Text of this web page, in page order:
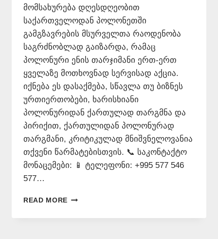
მომსახურება დღესდღეობით
საქართველოდან პოლონეთში
გამგზავრების მსურველთა რაოდენობა
საგრძნობლად გაიზარდა, რამაც
პოლონური ენის თარჯიმანი ერთ-ერთ
ყველაზე მოთხოვნად სერვისად აქცია.
იქნება ეს დასაქმება, სწავლა თუ ბიზნეს
ურთიერთობები, ხარისხიანი
პოლონურიდან ქართულად თარგმნა და
პირიქით, ქართულიდან პოლონურად
თარგმანი, კრიტიკულად მნიშვნელოვანია
თქვენი წარმატებისთვის. 📞 საკონტაქტო
მონაცემები: 📱 ტელეფონი: +995 577 546
577…
READ MORE ᲞᲝᲚᲝᲜᲣᲠᲘ
ᲗᲐᲠᲯᲘᲛᲐᲜᲘ